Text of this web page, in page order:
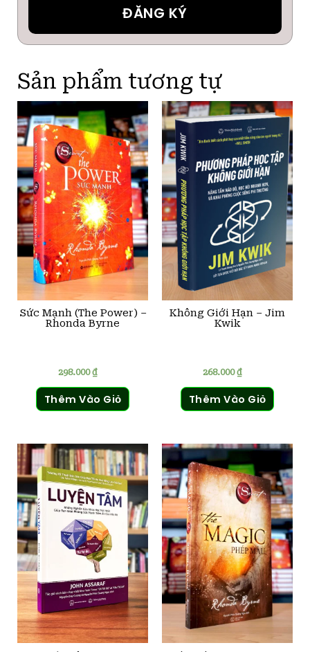
ĐĂNG KÝ
Sản phẩm tương tự
Sức Mạnh (The Power) –
Rhonda Byrne
298.000₫
Thêm Vào Giỏ
Không Giới Hạn – Jim
Kwik
268.000₫
Thêm Vào Giỏ